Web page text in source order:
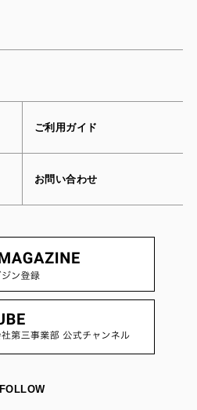
ご利用ガイド
お問い合わせ
FOLLOW